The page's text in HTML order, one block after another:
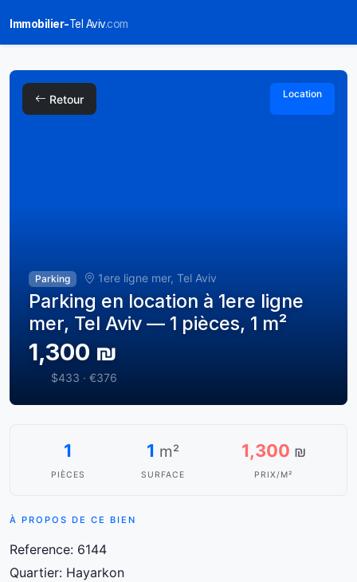
Immobilier-Tel Aviv.com
Retour Location
Parking 1ere ligne mer, Tel Aviv
Parking en location à 1ere ligne
mer, Tel Aviv — 1 pièces, 1 m²
1,300 ₪
$433 · €376
1
PIÈCES
1 m²
SURFACE
1,300 ₪
PRIX/M²
À PROPOS DE CE BIEN
Reference: 6144
Quartier: Hayarkon